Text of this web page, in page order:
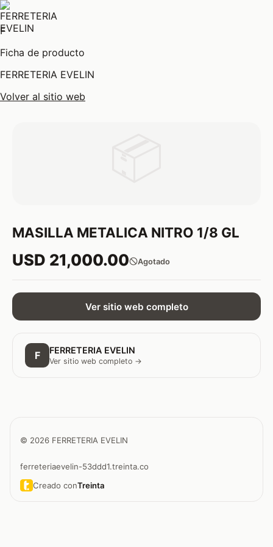
F
Ficha de producto
FERRETERIA EVELIN
Volver al sitio web
MASILLA METALICA NITRO 1/8 GL
USD 21,000.00 Agotado
Ver sitio web completo
F FERRETERIA EVELIN
Ver sitio web completo →
© 2026 FERRETERIA EVELIN
ferreteriaevelin-53ddd1.treinta.co
Creado conTreinta